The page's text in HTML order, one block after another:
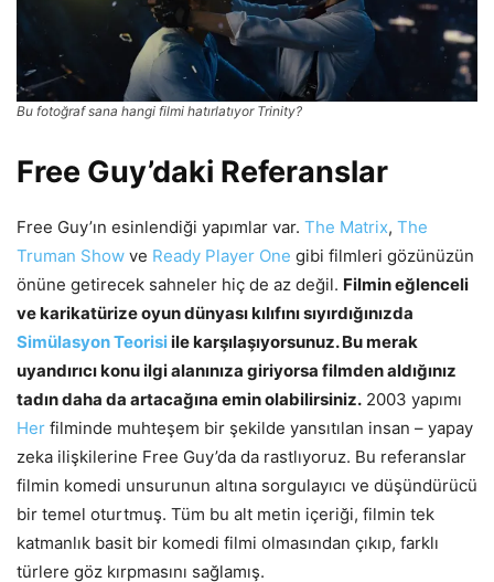
Bu fotoğraf sana hangi filmi hatırlatıyor Trinity?
Free Guy’daki Referanslar
Free Guy’ın esinlendiği yapımlar var. The Matrix, The
Truman Show ve Ready Player One gibi filmleri gözünüzün
önüne getirecek sahneler hiç de az değil. Filmin eğlenceli
ve karikatürize oyun dünyası kılıfını sıyırdığınızda
Simülasyon Teorisiile karşılaşıyorsunuz. Bu merak
uyandırıcı konu ilgi alanınıza giriyorsa filmden aldığınız
tadın daha da artacağına emin olabilirsiniz. 2003 yapımı
Her filminde muhteşem bir şekilde yansıtılan insan – yapay
zeka ilişkilerine Free Guy’da da rastlıyoruz. Bu referanslar
filmin komedi unsurunun altına sorgulayıcı ve düşündürücü
bir temel oturtmuş. Tüm bu alt metin içeriği, filmin tek
katmanlık basit bir komedi filmi olmasından çıkıp, farklı
türlere göz kırpmasını sağlamış.